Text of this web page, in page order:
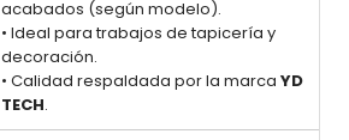
acabados (según modelo).
• Ideal para trabajos de tapicería y
decoración.
• Calidad respaldada por la marca YD
TECH.